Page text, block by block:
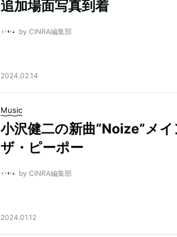
追加場面写真到着
by CINRA編集部
2024.02.14
Music
小沢健二の新曲“Noize”メ
ザ・ピーポー
by CINRA編集部
2024.01.12